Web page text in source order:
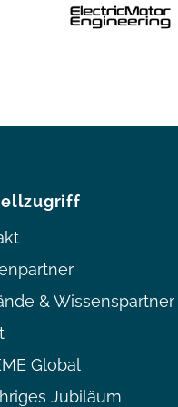
& Wissenspartner
Global
Jubiläum